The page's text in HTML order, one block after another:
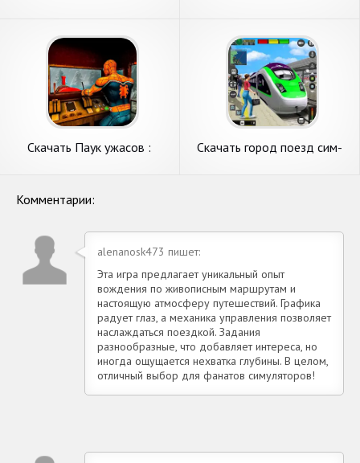
Скачать Паук ужасов :
Скачать город поезд сим-
Комментарии:
alenanosk473 пишет:
Эта игра предлагает уникальный опыт
вождения по живописным маршрутам и
настоящую атмосферу путешествий. Графика
радует глаз, а механика управления позволяет
наслаждаться поездкой. Задания
разнообразные, что добавляет интереса, но
иногда ощущается нехватка глубины. В целом,
отличный выбор для фанатов симуляторов!